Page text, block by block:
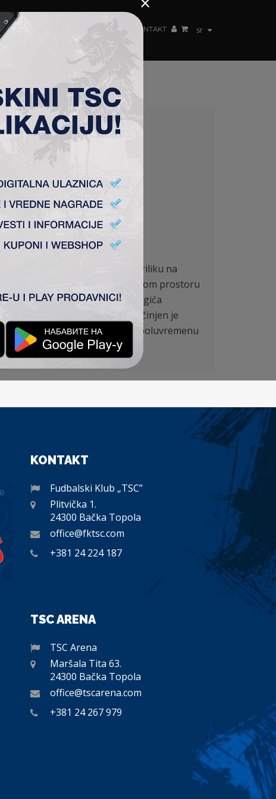
sr
ŽENSKI TIM KONTAKT
Damnjanović (Mijić).
spasili jedan bod. Prvu priliku na
stižemo iz gužve u kaznenom prostoru
Jedinu opasnost na gol Jorgića
Pre odlaska na odmor načinjen je
Damnjanović. U drugom poluvremenu
za podelu bodova.
KONTAKT
Fudbalski Klub „TSC”
Plitvička 1.
24300 Bačka Topola
office@fktsc.com
+381 24 224 187
TSC ARENA
TSC Arena
Maršala Tita 63.
24300 Bačka Topola
office@tscarena.com
+381 24 267 979